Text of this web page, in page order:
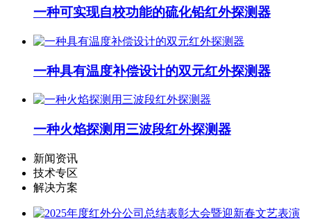
一种可实现自校功能的硫化铅红外探测器
一种具有温度补偿设计的双元红外探测器
一种火焰探测用三波段红外探测器
新闻资讯
技术专区
解决方案